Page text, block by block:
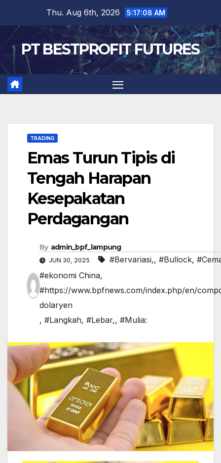
content
Thu. Aug 6th, 2026 5:17:09 AM
PT BESTPROFIT FUTURES
TRADING
Emas Turun Tipis di
Tengah Harapan
Kesepakatan
Perdagangan
By admin_bpf_lampung
JUN 30, 2025 #Bervariasi,, #Bullock,
#ekonomi China,
#https://www.bpfnews.com/index.php/en/
dolaryen
, #Langkah, #Lebar,, #Mulia: